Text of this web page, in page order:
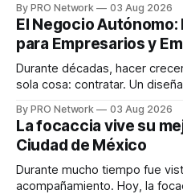
INTERIUS, el problema suele estar
una entrevista para el podcast
marketing digital explicó que
By PRO Network 03 Aug 2026
El Negocio
para Empresarios y
Durante décadas, hacer
sola cosa: contratar. Un
para los textos, alguien que
para encontrar prospectos,
llamadas y mensajes, y —con
By PRO Network 03 Aug 2026
La focaccia vive su
Ciudad de México
Durante mucho tiempo fue
acompañamiento. Hoy, la